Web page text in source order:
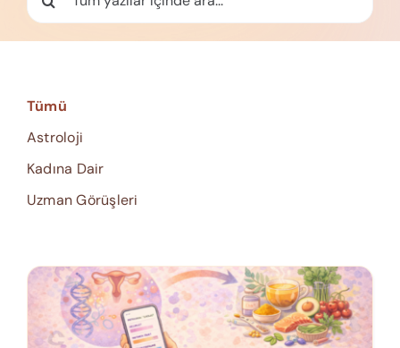
Tümü
Astroloji
Kadına Dair
Uzman Görüşleri